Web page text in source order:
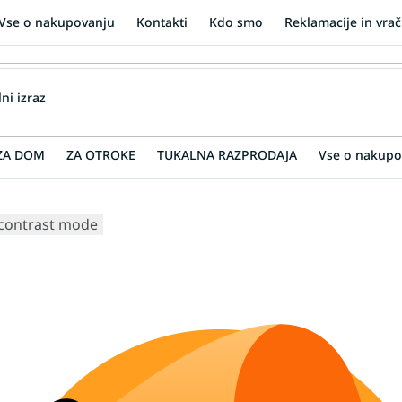
o nakupovanju Kontakti Kdo smo Reklamacije in
DOM ZA OTROKE TUKALNA RAZPRODAJA Vse o
mode